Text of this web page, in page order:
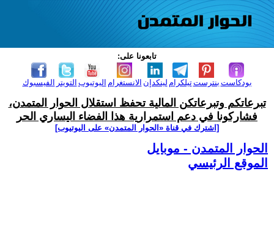
تابعونا على:
الفيسبوك التويتر اليوتيوب الانستغرام لينكدإن تيلكرامبنترست بودكاست
تبرعاتكم وتبرعاتكن المالية تحفظ استقلال الحوار المتمدن،
فشاركونا في دعم استمرارية هذا الفضاء اليساري الحر
[اشترك في قناة ‫«الحوار المتمدن» على اليوتيوب]
الحوار المتمدن - موبايل
الموقع الرئيسي